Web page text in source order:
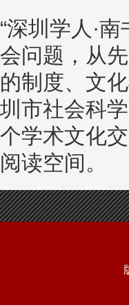
“深圳学人·
会问题，从
的制度、文
圳市社会科
个学术文化
阅读空间。